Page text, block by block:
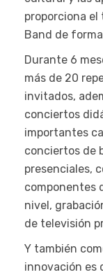
proporciona
Band de
Durante 6
más de 20
invitados,
conciertos
importantes
conciertos de
presenciales,
componentes
nivel,
de televisión
Y también
innovación es